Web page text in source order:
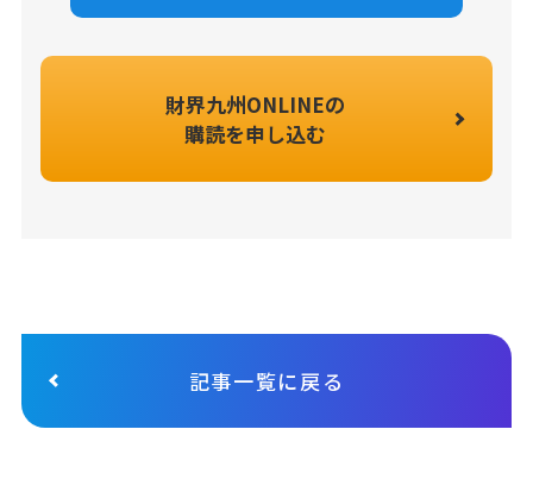
財界九州ONLINEの
購読を申し込む
記事一覧に戻る